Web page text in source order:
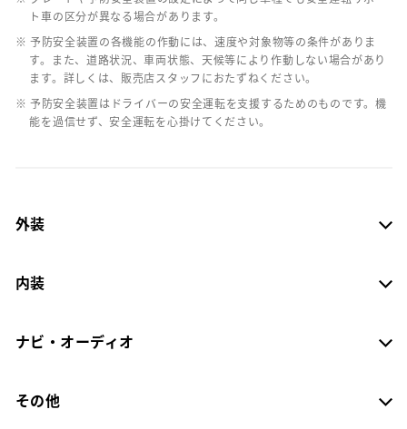
ト車の区分が異なる場合があります。
※ 予防安全装置の各機能の作動には、速度や対象物等の条件がありま
す。また、道路状況、車両状態、天候等により作動しない場合があり
ます。詳しくは、販売店スタッフにおたずねください。
※ 予防安全装置はドライバーの安全運転を支援するためのものです。機
能を過信せず、安全運転を心掛けてください。
外装
内装
ナビ・オーディオ
その他